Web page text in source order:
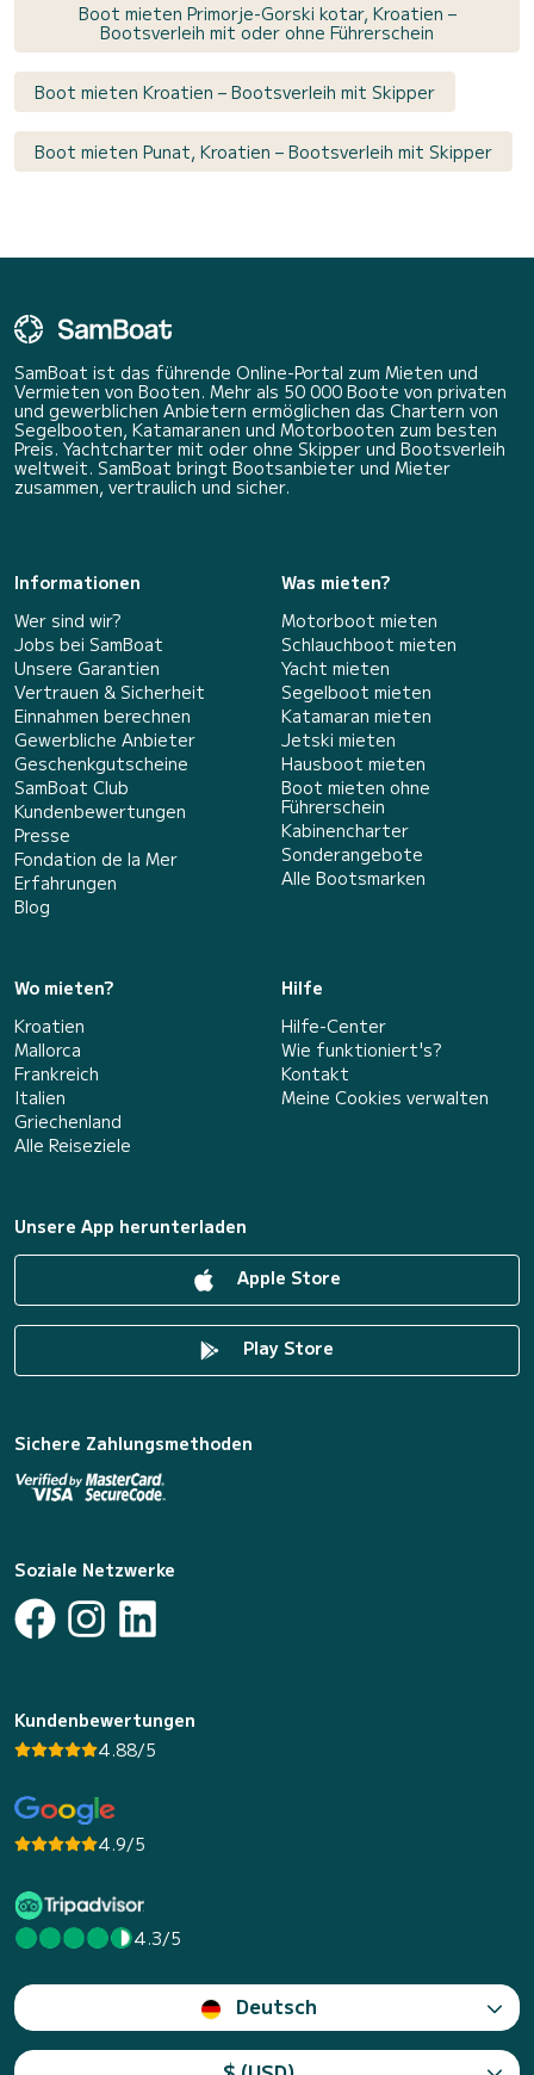
Boot mieten Primorje-Gorski kotar, Kroatien –
Bootsverleih mit oder ohne Führerschein
Boot mieten Kroatien – Bootsverleih mit Skipper
Boot mieten Punat, Kroatien – Bootsverleih mit Skipper
SamBoat ist das führende Online-Portal zum Mieten und
Vermieten von Booten. Mehr als 50 000 Boote von privaten
und gewerblichen Anbietern ermöglichen das Chartern von
Segelbooten, Katamaranen und Motorbooten zum besten
Preis. Yachtcharter mit oder ohne Skipper und Bootsverleih
weltweit. SamBoat bringt Bootsanbieter und Mieter
zusammen, vertraulich und sicher.
Informationen
Wer sind wir?
Jobs bei SamBoat
Unsere Garantien
Vertrauen & Sicherheit
Einnahmen berechnen
Gewerbliche Anbieter
Geschenkgutscheine
SamBoat Club
Kundenbewertungen
Presse
Fondation de la Mer
Erfahrungen
Blog
Was mieten?
Motorboot mieten
Schlauchboot mieten
Yacht mieten
Segelboot mieten
Katamaran mieten
Jetski mieten
Hausboot mieten
Boot mieten ohne
Führerschein
Kabinencharter
Sonderangebote
Alle Bootsmarken
Wo mieten?
Kroatien
Mallorca
Frankreich
Italien
Griechenland
Alle Reiseziele
Hilfe
Hilfe-Center
Wie funktioniert's?
Kontakt
Meine Cookies verwalten
Unsere App herunterladen
Apple Store
Play Store
Sichere Zahlungsmethoden
Soziale Netzwerke
Kundenbewertungen
4.88/5
4.9/5
4.3/5
Deutsch